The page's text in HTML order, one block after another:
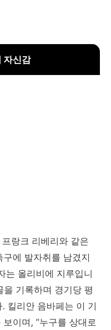
자신감
랑크 리베리와 같은
에 발자취를 남겼지
는 올리비에 지루입니
기록하며 경기당 평
킬리안 음바페는 이 기
이며, “누구를 상대로